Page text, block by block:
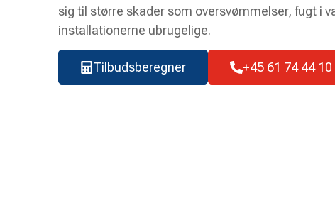
sig til større skader som oversvømmelser, fugt i
installationerne ubrugelige.
Tilbudsberegner +45 61 74 44 10